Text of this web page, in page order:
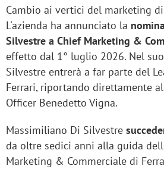
Cambio ai vertici del marketing di
L'azienda ha annunciato la
Silvestre a Chief Marketing &
effetto dal 1° luglio 2026. Nel
Silvestre entrerà a far parte del
Ferrari, riportando direttamente
Officer Benedetto Vigna.
Massimiliano Di Silvestre
da oltre sedici anni alla guida
Marketing & Commerciale di